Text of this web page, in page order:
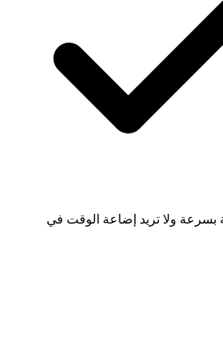
بسرعة ولا تريد إضاعة الوقت في